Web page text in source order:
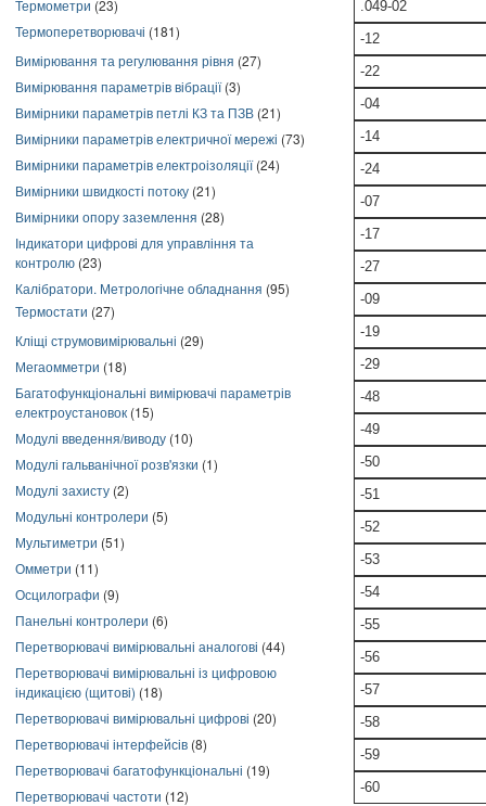
Термометри (23)
Термоперетворювачі (181)
Вимірювання та регулювання рівня (27)
Вимірювання параметрів вібрації(3)
Вимірники параметрів петлі КЗ та ПЗВ (21)
Вимірники параметрів електричної мережі (73)
Вимірники параметрів електроізоляції(24)
Вимірники швидкості потоку (21)
Вимірники опору заземлення (28)
Індикатори цифрові для управління та
контролю (23)
Калібратори. Метрологічне обладнання (95)
Термостати (27)
Кліщі струмовимірювальні (29)
Мегаомметри (18)
Багатофункціональні вимірювачі параметрів
електроустановок (15)
Модулі введення/виводу (10)
Модулі гальванічної розв'язки (1)
Модулі захисту (2)
Модульні контролери (5)
Мультиметри (51)
Омметри (11)
Осцилографи (9)
Панельні контролери (6)
Перетворювачі вимірювальні аналогові (44)
Перетворювачі вимірювальні із цифровою
індикацією (щитові) (18)
Перетворювачі вимірювальні цифрові (20)
Перетворювачі інтерфейсів (8)
Перетворювачі багатофункціональні (19)
Перетворювачі частоти (12)
.049-02
-12
-22
-04
-14
-24
-07
-17
-27
-09
-19
-29
-48
-49
-50
-51
-52
-53
-54
-55
-56
-57
-58
-59
-60